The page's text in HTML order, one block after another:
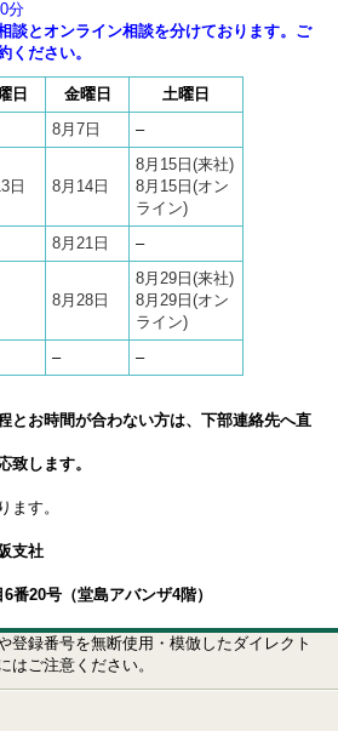
分
談とオンライン相談を分けております。ご
ください。
日 金曜日
土曜日
8月7日 –
日 8月14日
8月15日(来社)
8月15日(オン
ライン)
8月21日 –
8月28日
8月29日(来社)
8月29日(オン
ライン)
– –
とお時間が合わない方は、下部連絡先へ直
致します。
ます。
支社
番20号（堂島アバンザ4階）
登録番号を無断使用・模倣したダイレクト
はご注意ください。